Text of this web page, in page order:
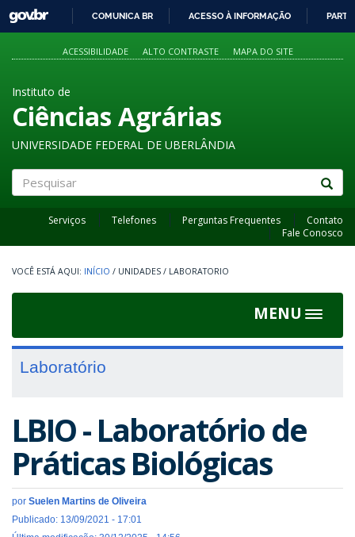
PARA
O
GOVBR
COMUNICA BR ACESSO À INFORMAÇÃO
ACESSIBILIDADE ALTO CONTRASTE MAPA DO SITE
Instituto de
Ciências Agrárias
UNIVERSIDADE FEDERAL DE UBERLÂNDIA
Serviços Telefones Perguntas Frequentes
Contato
Fale Conosco
INÍCIO / UNIDADES / LABORATORIO
MENU
Toggle
Laboratório
LBIO - Laboratório de
Práticas Biológicas
por Suelen Martins de Oliveira
Publicado: 13/09/2021 - 17:01